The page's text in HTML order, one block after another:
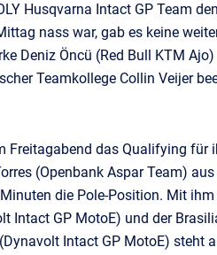
Husqvarna Intact GP Team
nass war, gab es keine
Deniz Öncü (Red Bull KTM
Teamkollege Collin Veijer
Freitagabend das Qualifying für
(Openbank Aspar Team)
die Pole-Position. Mit ihm
Intact GP MotoE) und der
Intact GP MotoE) steht